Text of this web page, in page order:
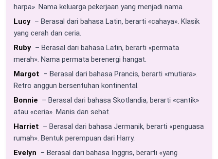
harpa». Nama keluarga pekerjaan yang menjadi nama.
Lucy – Berasal dari bahasa Latin, berarti «cahaya». Klasik
yang cerah dan ceria.
Ruby – Berasal dari bahasa Latin, berarti «permata
merah». Nama permata berenergi hangat.
Margot – Berasal dari bahasa Prancis, berarti «mutiara».
Retro anggun bersentuhan kontinental.
Bonnie – Berasal dari bahasa Skotlandia, berarti «cantik»
atau «ceria». Manis dan sehat.
Harriet – Berasal dari bahasa Jermanik, berarti «penguasa
rumah». Bentuk perempuan dari Harry.
Evelyn – Berasal dari bahasa Inggris, berarti «yang